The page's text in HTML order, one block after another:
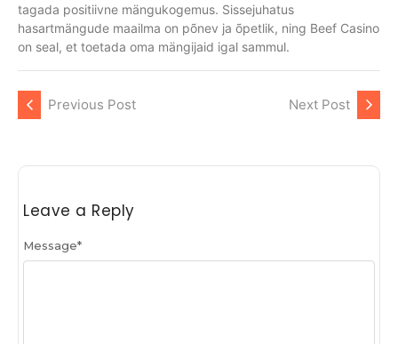
tagada positiivne mängukogemus. Sissejuhatus
hasartmängude maailma on põnev ja õpetlik, ning Beef Casino
on seal, et toetada oma mängijaid igal sammul.
Previous Post Next Post
Leave a Reply
Message*